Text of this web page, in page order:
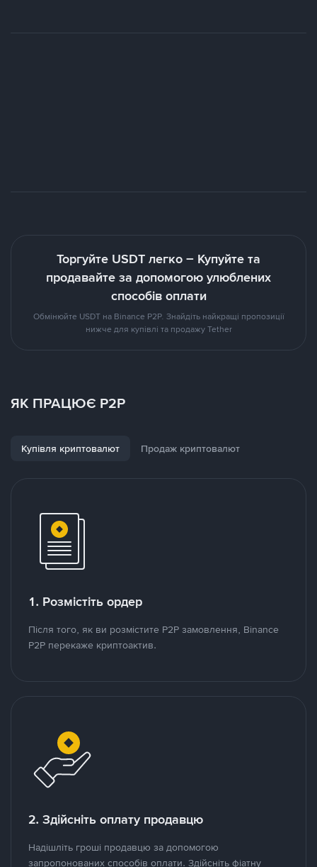
Торгуйте USDT легко – Купуйте та
продавайте за допомогою улюблених
способів оплати
Обмінюйте USDT на Binance P2P. Знайдіть найкращі пропозиції
нижче для купівлі та продажу Tether
ЯК ПРАЦЮЄ P2P
Купівля криптовалют Продаж криптовалют
1. Розмістіть ордер
Після того, як ви розмістите P2P замовлення, Binance
P2P перекаже криптоактив.
2. Здійсніть оплату продавцю
Надішліть гроші продавцю за допомогою
запропонованих способів оплати. Здійсніть фіатну